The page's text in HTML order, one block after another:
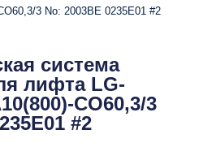
3 No: 2003BE 0235E01 #2
система
лифта LG-
CO60,3/3
#2